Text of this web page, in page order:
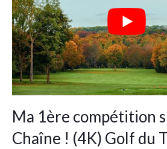
Ma 1ère compétition
Chaîne ! (4K) Golf du